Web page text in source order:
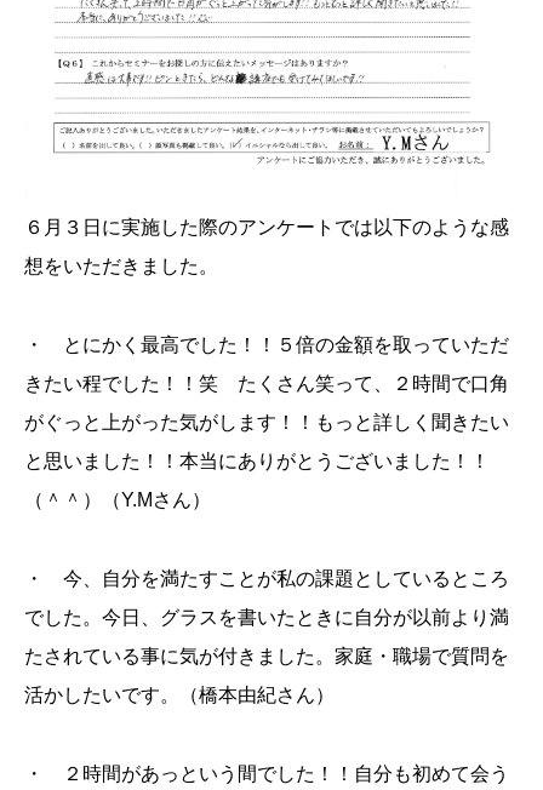
６月３日に実施した際のアンケートでは以下のような感
想をいただきました。
・ とにかく最高でした！！５倍の金額を取っていただ
きたい程でした！！笑 たくさん笑って、２時間で口角
がぐっと上がった気がします！！もっと詳しく聞きたい
と思いました！！本当にありがとうございました！！
（＾＾）（Y.Mさん）
・ 今、自分を満たすことが私の課題としているところ
でした。今日、グラスを書いたときに自分が以前より満
たされている事に気が付きました。家庭・職場で質問を
活かしたいです。（橋本由紀さん）
・ ２時間があっという間でした！！自分も初めて会う